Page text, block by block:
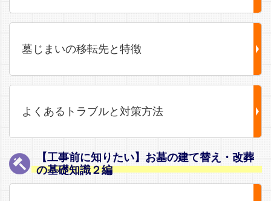
墓じまいの移転先と特徴
よくあるトラブルと対策方法
【工事前に知りたい】お墓の建て替え・改葬
の基礎知識２編